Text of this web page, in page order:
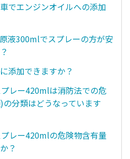
でエンジンオイルへの添加
液300mlでスプレーの方が安
添加できますか？
レー420mlは消防法での危
分類はどうなっています
レー420mlの危険物含有量
？